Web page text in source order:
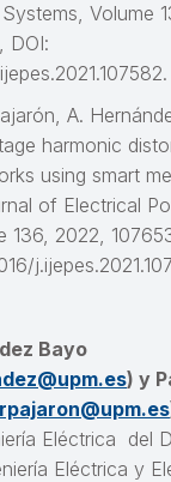
Volume
DOI:
A.
harmonic
using smart
of Electrical
136, 2022,
Bayo
) y
Eléctrica del
Eléctrica y